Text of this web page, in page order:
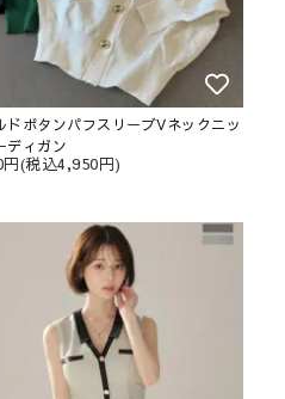
ドボタンパフスリーブVネックニッ
ディガン
(税込4,950円)